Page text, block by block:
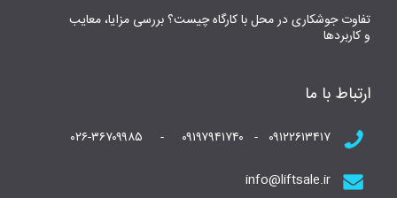
تفاوت جوشکاری در محل با کارگاه چیست؟ بررسی مزایا، معایب
و کاربردها
ارتباط با ما
۰۹۱۲۲۶۱۳۴۱۷ - ۰۹۱۹۷۹۴۱۷۴۰ - ۰۲۶-۳۶۷۰۹۹۸۵
info@liftsale.ir